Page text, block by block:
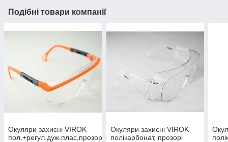
Подібні товари компанії
Окуляри захисні VIROK
пол.+регул.дуж.плас,прозорі,покрит.від
Окуляри захисні VIROK
полікарбонат, прозорі